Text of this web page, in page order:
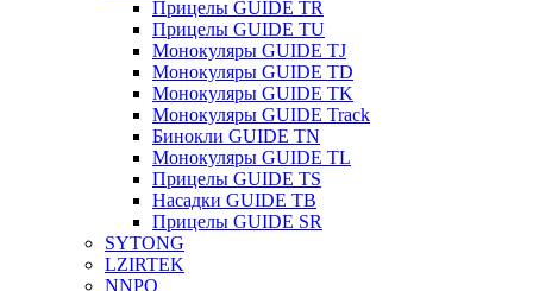
Прицелы GUIDE TR
Прицелы GUIDE TU
Монокуляры GUIDE TJ
Монокуляры GUIDE TD
Монокуляры GUIDE TK
Монокуляры GUIDE Track
Бинокли GUIDE TN
Монокуляры GUIDE TL
Прицелы GUIDE TS
Насадки GUIDE TB
Прицелы GUIDE SR
SYTONG
LZIRTEK
NNPO